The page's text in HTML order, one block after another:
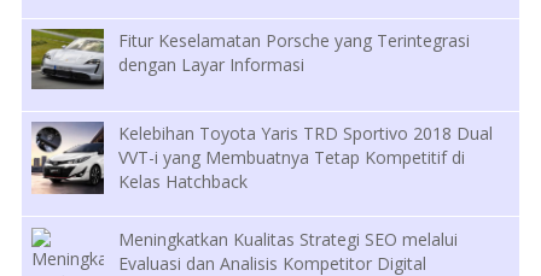
Fitur Keselamatan Porsche yang Terintegrasi
dengan Layar Informasi
Kelebihan Toyota Yaris TRD Sportivo 2018 Dual
VVT-i yang Membuatnya Tetap Kompetitif di
Kelas Hatchback
Meningkatkan Kualitas Strategi SEO melalui
Evaluasi dan Analisis Kompetitor Digital